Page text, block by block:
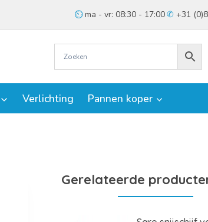
ma - vr: 08:30 - 17:00 +31
Verlichting Pannen koper
Gerelateerde